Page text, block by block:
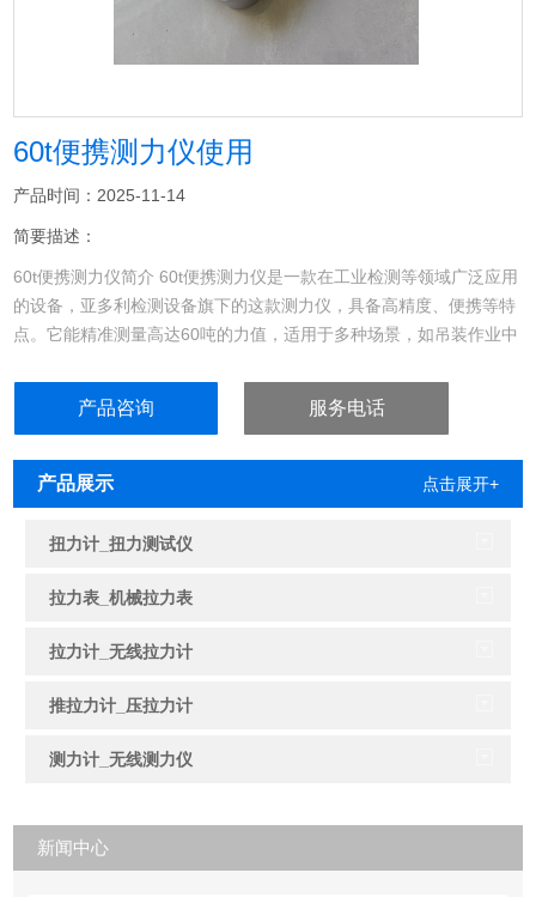
60t便携测力仪使用
产品时间：2025-11-14
简要描述：
60t便携测力仪简介 60t便携测力仪是一款在工业检测等领域广泛应用
的设备，亚多利检测设备旗下的这款测力仪，具备高精度、便携等特
点。它能精准测量高达60吨的力值，适用于多种场景，如吊装作业中
产品咨询 服务电话
产品展示 点击展开+
扭力计_扭力测试仪
拉力表_机械拉力表
拉力计_无线拉力计
推拉力计_压拉力计
测力计_无线测力仪
新闻中心